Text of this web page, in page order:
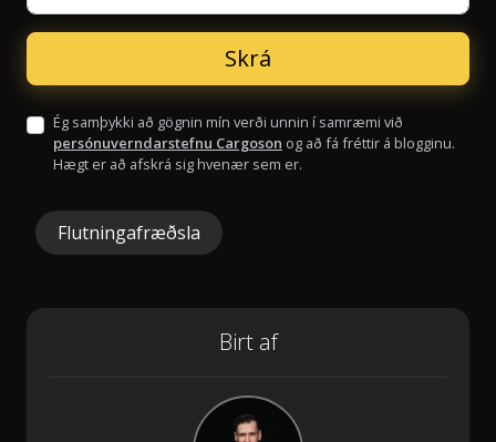
Ég samþykki að gögnin mín verði unnin í samræmi við
persónuverndarstefnu Cargoson og að fá fréttir á blogginu.
Hægt er að afskrá sig hvenær sem er.
Flutningafræðsla
Birt af